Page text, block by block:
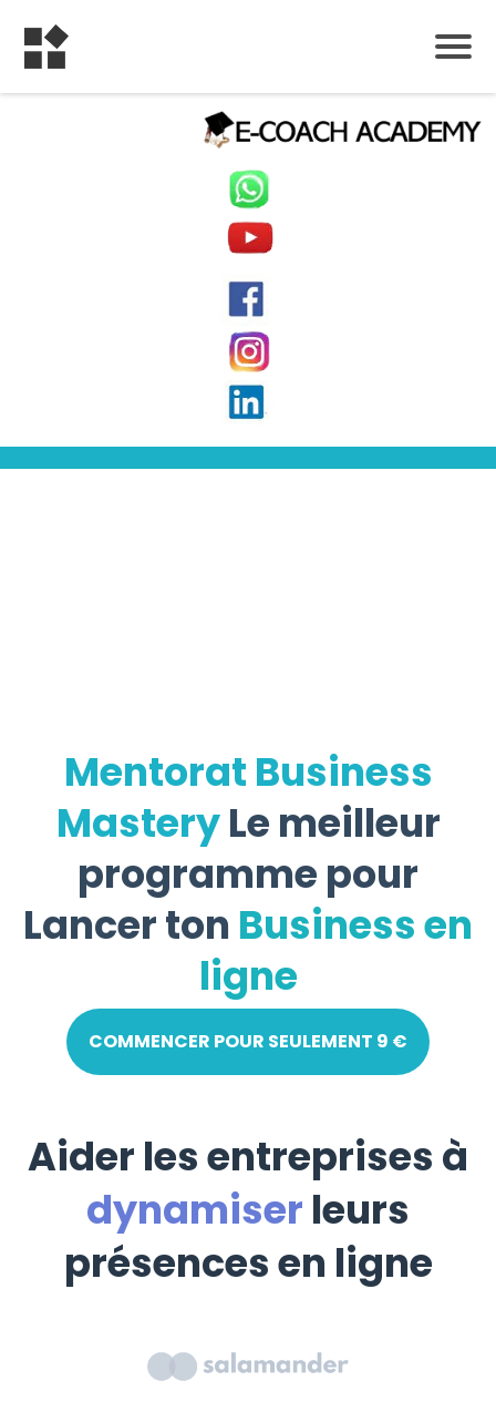
Mentorat Business
MasteryLe meilleur
programme pour
Lancer ton Business en
ligne
COMMENCER POUR SEULEMENT 9 €
Aider les entreprises à
dynamiser leurs
présences en ligne